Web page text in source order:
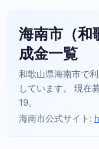
海南市（和
成金一覧
和歌山県海南市で
しています。 現在
19。
海南市公式サイト: